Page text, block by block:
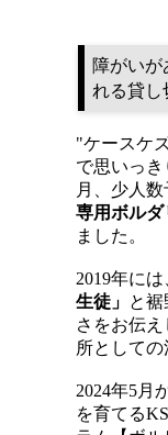
障がい
れる貸し
"ケースケ
で思いっき
月、 少人数
専用ボルダ
ました。
2019年には
生徒」 と
さをお伝
所としての
2024年5月
を育てる